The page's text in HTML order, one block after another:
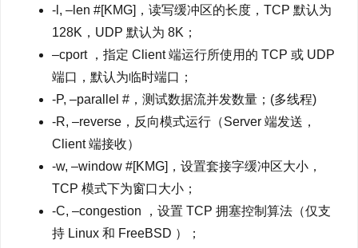
-l, –len #[KMG]，读写缓冲区的长度，TCP 默认为
128K，UDP 默认为 8K；
–cport ，指定 Client 端运行所使用的 TCP 或 UDP
端口，默认为临时端口；
-P, –parallel #，测试数据流并发数量；(多线程)
-R, –reverse，反向模式运行（Server 端发送，
Client 端接收）
-w, –window #[KMG]，设置套接字缓冲区大小，
TCP 模式下为窗口大小；
-C, –congestion ，设置 TCP 拥塞控制算法（仅支
持 Linux 和 FreeBSD ）；